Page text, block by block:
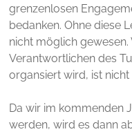
grenzenlosen
bedanken. Ohne diese
nicht möglich gewesen.
Verantwortlichen des
organsiert wird, ist
Da wir im kommenden
werden, wird es dann